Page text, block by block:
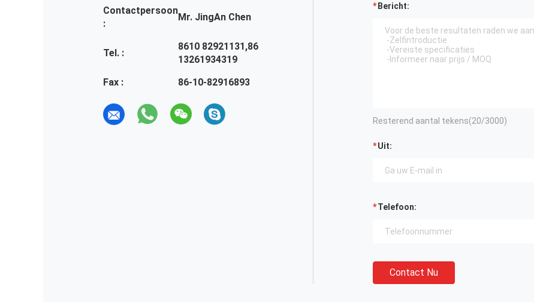
Contactpersoon
:
Mr. JingAn Chen
Tel. :
8610 82921131,86
13261934319
Fax :
86-10-82916893
Bericht:
Resterend aantal tekens(20/3000)
Uit:
Telefoon:
Contact Nu